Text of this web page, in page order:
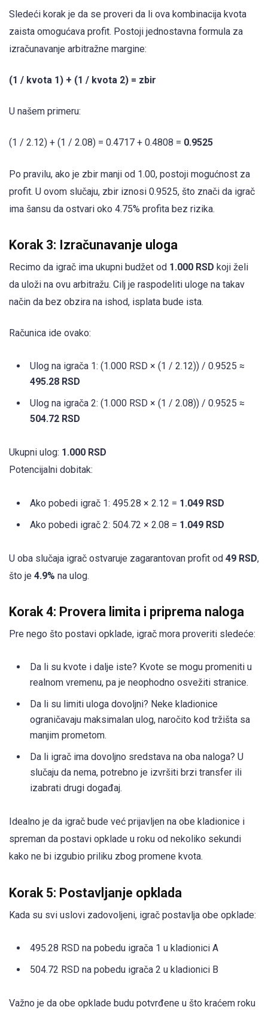
Sledeći korak je da se proveri da li ova kombinacija kvota
zaista omogućava profit. Postoji jednostavna formula za
izračunavanje arbitražne margine:
(1 / kvota 1) + (1 / kvota 2) = zbir
U našem primeru:
(1 / 2.12) + (1 / 2.08) = 0.4717 + 0.4808 = 0.9525
Po pravilu, ako je zbir manji od 1.00, postoji mogućnost za
profit. U ovom slučaju, zbir iznosi 0.9525, što znači da igrač
ima šansu da ostvari oko 4.75% profita bez rizika.
Korak 3: Izračunavanje uloga
Recimo da igrač ima ukupni budžet od 1.000 RSD koji želi
da uloži na ovu arbitražu. Cilj je raspodeliti uloge na takav
način da bez obzira na ishod, isplata bude ista.
Računica ide ovako:
Ulog na igrača 1: (1.000 RSD × (1 / 2.12)) / 0.9525 ≈
495.28 RSD
Ulog na igrača 2: (1.000 RSD × (1 / 2.08)) / 0.9525 ≈
504.72 RSD
Ukupni ulog: 1.000 RSD
Potencijalni dobitak:
Ako pobedi igrač 1: 495.28 × 2.12 = 1.049 RSD
Ako pobedi igrač 2: 504.72 × 2.08 = 1.049 RSD
U oba slučaja igrač ostvaruje zagarantovan profit od 49 RSD,
što je 4.9% na ulog.
Korak 4: Provera limita i priprema naloga
Pre nego što postavi opklade, igrač mora proveriti sledeće:
Da li su kvote i dalje iste? Kvote se mogu promeniti u
realnom vremenu, pa je neophodno osvežiti stranice.
Da li su limiti uloga dovoljni? Neke kladionice
ograničavaju maksimalan ulog, naročito kod tržišta sa
manjim prometom.
Da li igrač ima dovoljno sredstava na oba naloga? U
slučaju da nema, potrebno je izvršiti brzi transfer ili
izabrati drugi događaj.
Idealno je da igrač bude već prijavljen na obe kladionice i
spreman da postavi opklade u roku od nekoliko sekundi
kako ne bi izgubio priliku zbog promene kvota.
Korak 5: Postavljanje opklada
Kada su svi uslovi zadovoljeni, igrač postavlja obe opklade:
495.28 RSD na pobedu igrača 1 u kladionici A
504.72 RSD na pobedu igrača 2 u kladionici B
Važno je da obe opklade budu potvrđene u što kraćem roku